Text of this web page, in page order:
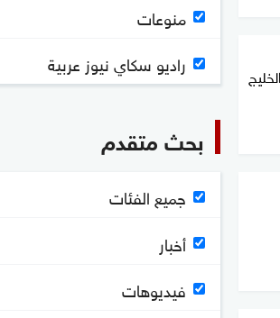
منوعات
راديو سكاي نيوز عربية
بحث متقدم
جميع الفئات
أخبار
فيديوهات